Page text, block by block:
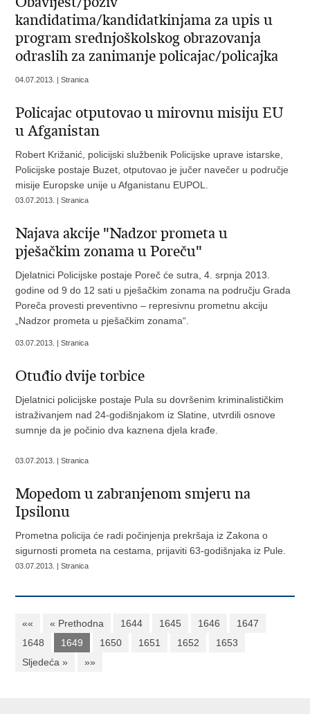
kandidatima/kandidatkinjama za upis u
program srednjoškolskog obrazovanja
odraslih za zanimanje policajac/policajka
04.07.2013. | Stranica
Policajac otputovao u mirovnu misiju EU
u Afganistan
Robert Križanić, policijski službenik Policijske uprave istarske,
Policijske postaje Buzet, otputovao je jučer navečer u područje
misije Europske unije u Afganistanu EUPOL.
03.07.2013. | Stranica
Najava akcije "Nadzor prometa u
pješačkim zonama u Poreču"
Djelatnici Policijske postaje Poreč će sutra, 4. srpnja 2013.
godine od 9 do 12 sati u pješačkim zonama na području Grada
Poreča provesti preventivno – represivnu prometnu akciju
„Nadzor prometa u pješačkim zonama“.
03.07.2013. | Stranica
Otuđio dvije torbice
Djelatnici policijske postaje Pula su dovršenim kriminalističkim
istraživanjem nad 24-godišnjakom iz Slatine, utvrdili osnove
sumnje da je počinio dva kaznena djela krađe.
03.07.2013. | Stranica
Mopedom u zabranjenom smjeru na
Ipsilonu
Prometna policija će radi počinjenja prekršaja iz Zakona o
sigurnosti prometa na cestama, prijaviti 63-godišnjaka iz Pule.
03.07.2013. | Stranica
«« « Prethodna 1644 1645 1646
1647
1648
1649 1650 1651 1652
1653
Sljedeća »
»»